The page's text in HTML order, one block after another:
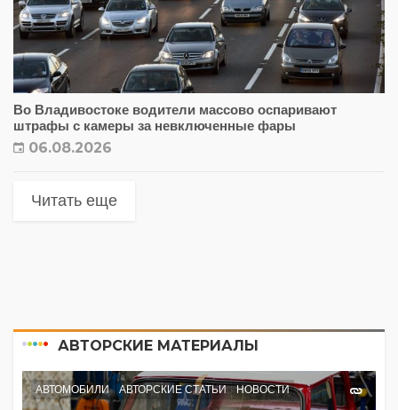
Во Владивостоке водители массово оспаривают
штрафы с камеры за невключенные фары
06.08.2026
Читать еще
АВТОРСКИЕ МАТЕРИАЛЫ
АВТОМОБИЛИ АВТОРСКИЕ СТАТЬИ НОВОСТИ